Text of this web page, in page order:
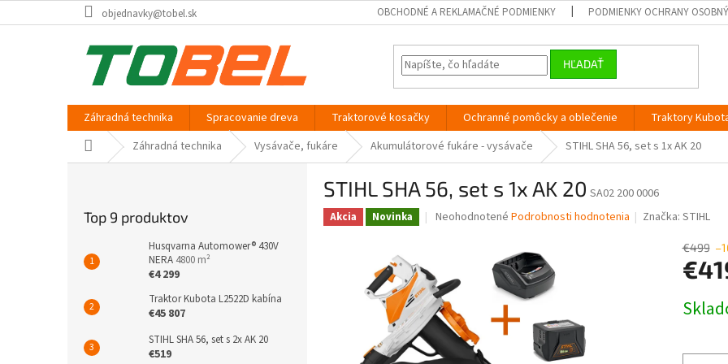
na
objednavky@tobel.sk OBCHODNÉ A REKLAMAČNÉ PODMIENKY PODMIENKY OCHRANY
HĽADAŤ
Záhradná technika Spracovanie dreva Traktorové kosačky Ochranné pomôcky a oblečenie Traktory
Domov Záhradná technika Vysávače, fukáre Akumulátorové fukáre - vysávače STIHL SHA 56, set s 1x AK 20
Top 9 produktov
Husqvarna Automower® 430V
NERA 4800 m²
€4 299
Traktor Kubota L2522D kabína
€45 807
STIHL SHA 56, set s 2x AK 20
€519
STIHL SHA 56, set s 1x AK 20 SA02 200 0006
Akcia Novinka
Priemerné
0,0
z
5
hviezdičiek.
Neohodnotené Podrobnosti hodnotenia Značka:STIHL
€499
cena: